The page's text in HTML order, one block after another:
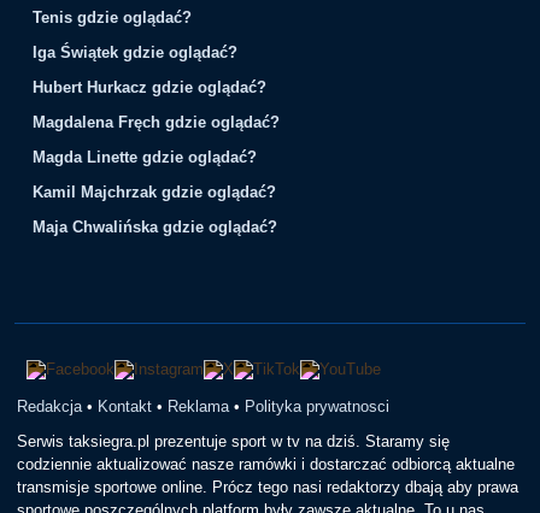
Tenis gdzie oglądać?
Iga Świątek gdzie oglądać?
Hubert Hurkacz gdzie oglądać?
Magdalena Fręch gdzie oglądać?
Magda Linette gdzie oglądać?
Kamil Majchrzak gdzie oglądać?
Maja Chwalińska gdzie oglądać?
Redakcja • Kontakt • Reklama • Polityka prywatnosci
Serwis taksiegra.pl prezentuje sport w tv na dziś. Staramy się
codziennie aktualizować nasze ramówki i dostarczać odbiorcą aktualne
transmisje sportowe online. Prócz tego nasi redaktorzy dbają aby prawa